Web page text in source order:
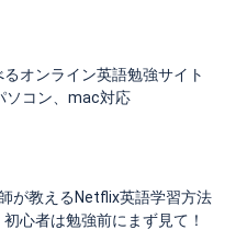
オンライン英語勉強サイト
ソコン、mac対応
が教えるNetflix英語学習方法
初心者は勉強前にまず見て！